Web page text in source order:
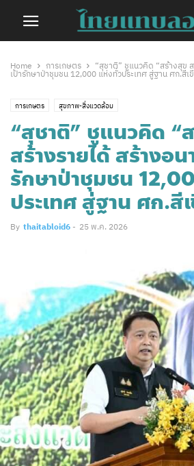
Home การเกษตร
“สุชาติ” ชูแนวคิด “สร้างสุข
เป้ารักษาป่าชุมชน 12,000 แห่งทั่วประเทศ สู่ฐาน ศก.สีเ
การเกษตร สุขภาพ-สิ่งแวดล้อม
“สุชาติ” ชูแนวคิด “
สร้างรายได้ สร้างอ
รักษาป่าชุมชน
ประเทศ สู่ฐาน ศก.สี
By thaitabloid6 - 25 พ.ค. 2026